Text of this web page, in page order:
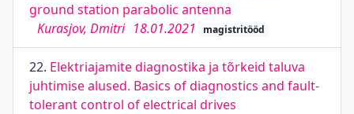
ground station parabolic antenna
Kurasjov, Dmitri 18.01.2021 magistritööd
22. Elektriajamite diagnostika ja tõrkeid taluva
juhtimise alused. Basics of diagnostics and fault-
tolerant control of electrical drives